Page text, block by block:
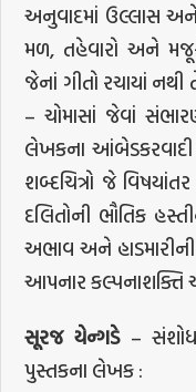
અનુવાદમાં ઉલ્લાસ
મળ, તહેવારો અને
જેનાં ગીતો રચાયાં નથી
– ચોમાસાં જેવાં
લેખકના આંબેડકરવાદી
શબ્દચિત્રો જે
દલિતોની ભૌતિક
અભાવ અને
આપનાર કલ્પનાશક્તિ
સૂરજ યેન્ગડે–
પુસ્તકના લેખક :